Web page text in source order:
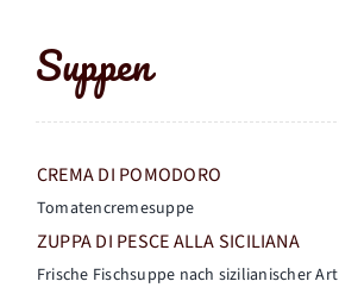
Suppen
CREMA DI POMODORO
Tomatencremesuppe
ZUPPA DI PESCE ALLA SICILIANA
Frische Fischsuppe nach sizilianischer Art